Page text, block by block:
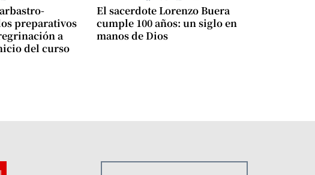
preparativos
a
del curso
El sacerdote Lorenzo Buera
cumple 100 años: un siglo en
manos de Dios